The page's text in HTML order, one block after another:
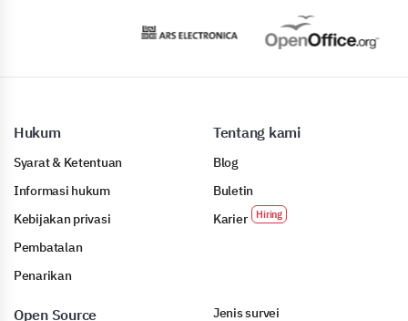
Hukum
Syarat & Ketentuan
Informasi hukum
Kebijakan privasi
Pembatalan
Penarikan
Tentang kami
Blog
Buletin
Karier
Open Source Jenis survei